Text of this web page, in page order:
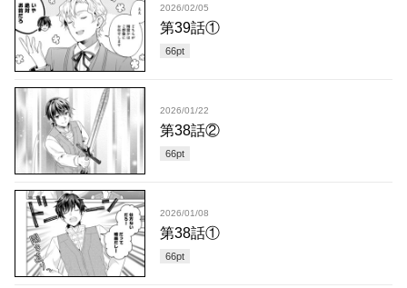
2026/02/05
第39話①
66pt
2026/01/22
第38話②
66pt
2026/01/08
第38話①
66pt